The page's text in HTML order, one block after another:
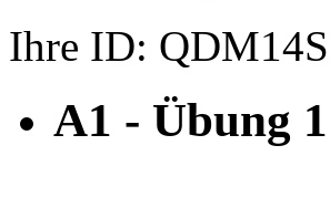
Ihre ID:
A1 - Übung 1